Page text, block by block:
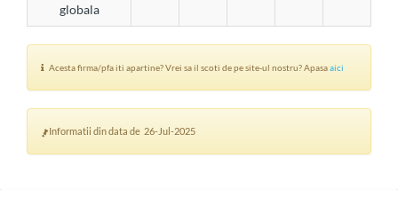
globala
Acesta firma/pfa iti apartine? Vrei sa il scoti de pe site-ul nostru? Apasaaici
Informatii din data de 26-Jul-2025